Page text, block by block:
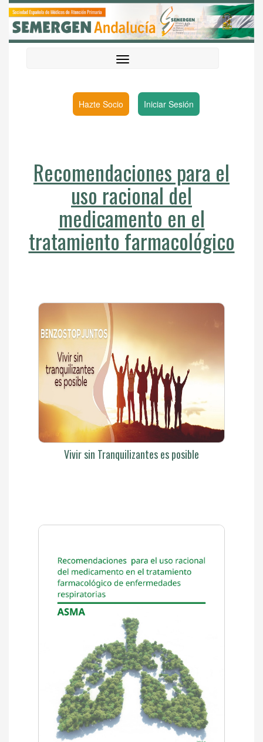
Hazte Socio Iniciar Sesión
Recomendaciones para el
uso racional del
medicamento en el
tratamiento farmacológico
Vivir sin Tranquilizantes es posible